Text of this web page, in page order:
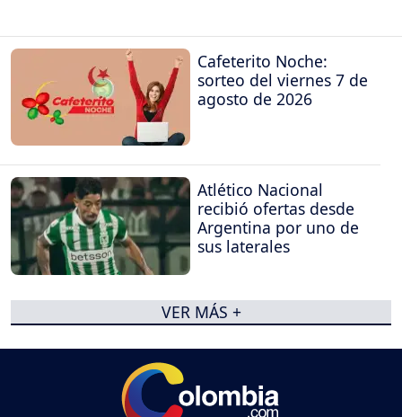
Cafeterito Noche:
sorteo del viernes 7 de
agosto de 2026
Atlético Nacional
recibió ofertas desde
Argentina por uno de
sus laterales
VER MÁS +